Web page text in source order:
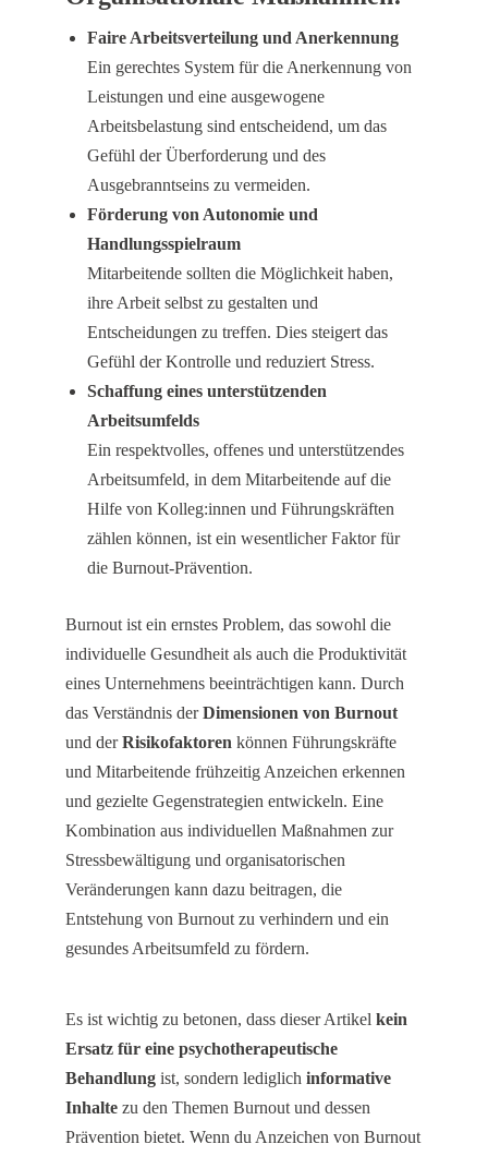
Faire Arbeitsverteilung und Anerkennung
Ein gerechtes System für die Anerkennung von
Leistungen und eine ausgewogene
Arbeitsbelastung sind entscheidend, um das
Gefühl der Überforderung und des
Ausgebranntseins zu vermeiden.
Förderung von Autonomie und
Handlungsspielraum
Mitarbeitende sollten die Möglichkeit haben,
ihre Arbeit selbst zu gestalten und
Entscheidungen zu treffen. Dies steigert das
Gefühl der Kontrolle und reduziert Stress.
Schaffung eines unterstützenden
Arbeitsumfelds
Ein respektvolles, offenes und unterstützendes
Arbeitsumfeld, in dem Mitarbeitende auf die
Hilfe von Kolleg:innen und Führungskräften
zählen können, ist ein wesentlicher Faktor für
die Burnout-Prävention.
Burnout ist ein ernstes Problem, das sowohl die
individuelle Gesundheit als auch die Produktivität
eines Unternehmens beeinträchtigen kann. Durch
das Verständnis derDimensionen von Burnout
und derRisikofaktoren können Führungskräfte
und Mitarbeitende frühzeitig Anzeichen erkennen
und gezielte Gegenstrategien entwickeln. Eine
Kombination aus individuellen Maßnahmen zur
Stressbewältigung und organisatorischen
Veränderungen kann dazu beitragen, die
Entstehung von Burnout zu verhindern und ein
gesundes Arbeitsumfeld zu fördern.
Es ist wichtig zu betonen, dass dieser Artikel kein
Ersatz für eine psychotherapeutische
Behandlung ist, sondern lediglich informative
Inhalte zu den Themen Burnout und dessen
Prävention bietet. Wenn du Anzeichen von Burnout